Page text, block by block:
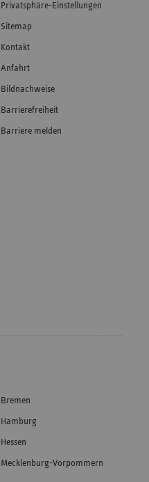
Privatsphäre-Einstellungen
Sitemap
Kontakt
Anfahrt
Bildnachweise
Barrierefreiheit
Barriere melden
Bremen
Hamburg
Hessen
Mecklenburg-Vorpommern